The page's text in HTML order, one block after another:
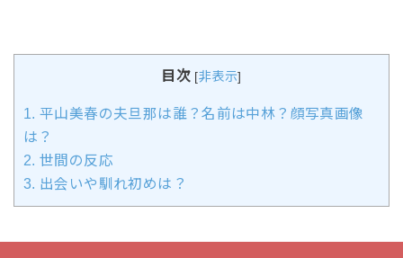
目次 [非表示]
1. 平山美春の夫旦那は誰？名前は中林？顔写真画像
は？
2. 世間の反応
3. 出会いや馴れ初めは？